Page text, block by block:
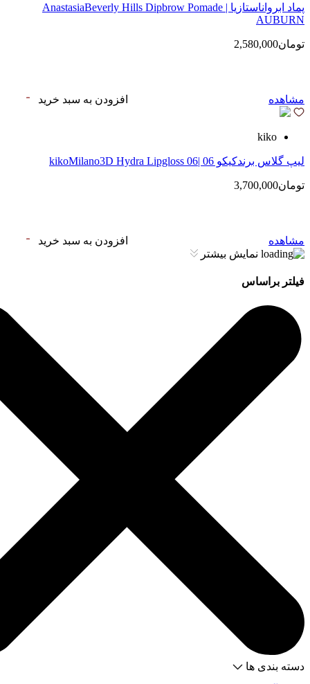
پماد ابرواناستازیا | AnastasiaBeverly Hills Dipbrow Pomade
AUBURN
تومان2,580,000
مشاهده افزودن به سبد خرید
kiko
لیپ گلاس‌ برندکیکو 06 |kikoMilano3D Hydra Lipgloss 06
تومان3,700,000
مشاهده
افزودن به سبد خرید
نمایش بیشتر
فیلتر براساس
دسته بندی ها